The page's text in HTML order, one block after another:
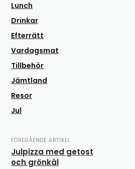
Lunch
Drinkar
Efterrätt
Vardagsmat
Tillbehör
Jämtland
Resor
Jul
FÖREGÅENDE ARTIKEL
Julpizza med getost
och grönkål